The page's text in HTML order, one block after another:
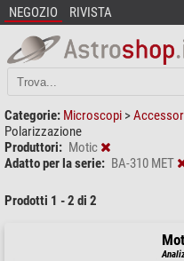
NEGOZIO RIVISTA
Categorie: Microscopi >
Polarizzazione
Produttori: Motic
Adatto per la serie: BA-310 MET
Prodotti 1 - 2 di 2